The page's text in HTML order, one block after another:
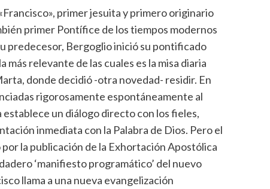
primer jesuita y primero originario
primer Pontífice de los tiempos modernos
predecesor, Bergoglio inició su pontificado
más relevante de las cuales es la misa diaria
donde decidió -otra novedad- residir. En
rigorosamente espontáneamente al
establece un diálogo directo con los fieles,
inmediata con la Palabra de Dios. Pero el
la publicación de la Exhortación Apostólica
‘manifiesto programático’ del nuevo
llama a una nueva evangelización